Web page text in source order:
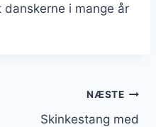
i mange år
NÆSTE
Skinkestang med